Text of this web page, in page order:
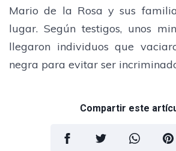
Mario de la Rosa y sus
lugar. Según testigos, unos
llegaron individuos que
negra para evitar ser
Compartir este